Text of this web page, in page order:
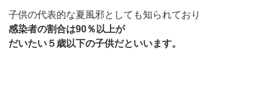
子供の代表的な夏風邪としても知られており
感染者の割合は90％以上が
だいたい５歳以下の子供だといいます。